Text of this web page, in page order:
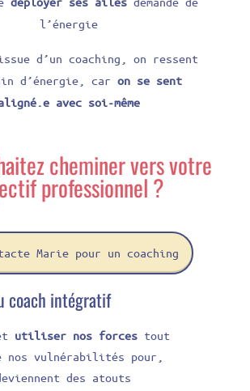
l’énergie
d’un coaching, on ressent
d’énergie, car on se sent
avec soi-même
cheminer vers votre
professionnel ?
Marie pour un coaching
coach intégratif
utiliser nos forcestout
nos vulnérabilités pour,
des atouts